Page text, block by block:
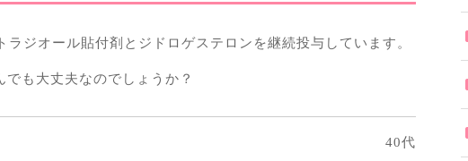
ラジオール貼付剤とジドロゲステロンを継続投与しています。
も大丈夫なのでしょうか？
40代